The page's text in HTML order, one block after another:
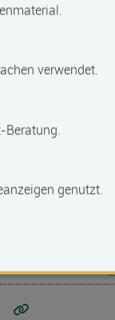
und ist in
auch
um eine
teilen
auf X teilen
verwendet.
Beratung.
genutzt.